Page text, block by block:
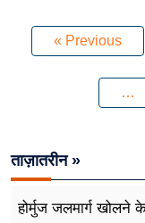
« Previous
…
ताज़ातरीन »
होर्मुज जलमार्ग खोलने